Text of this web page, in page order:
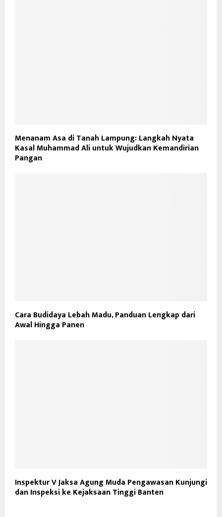
Menanam Asa di Tanah Lampung: Langkah Nyata
Kasal Muhammad Ali untuk Wujudkan Kemandirian
Pangan
Cara Budidaya Lebah Madu, Panduan Lengkap dari
Awal Hingga Panen
Inspektur V Jaksa Agung Muda Pengawasan Kunjungi
dan Inspeksi ke Kejaksaan Tinggi Banten